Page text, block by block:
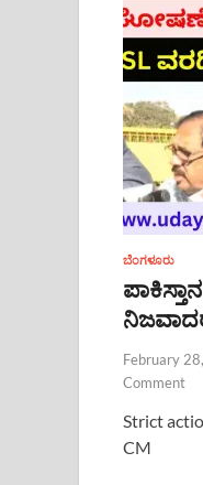
ಬೆಂಗಳೂರು
February
Comment
Strict
CM